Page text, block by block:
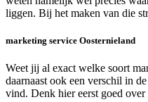
liggen. Bij het maken van die
marketing service Oosternieland
Weet jij al exact welke soort
daarnaast ook een verschil in
vind. Denk hier eerst goed